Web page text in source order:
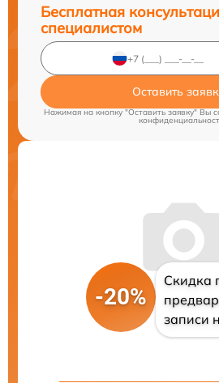
Бесплатная
специалистом
Оставить
Нажимая на кнопку "Оставить заявку" Вы
-20%
Скидка
записи